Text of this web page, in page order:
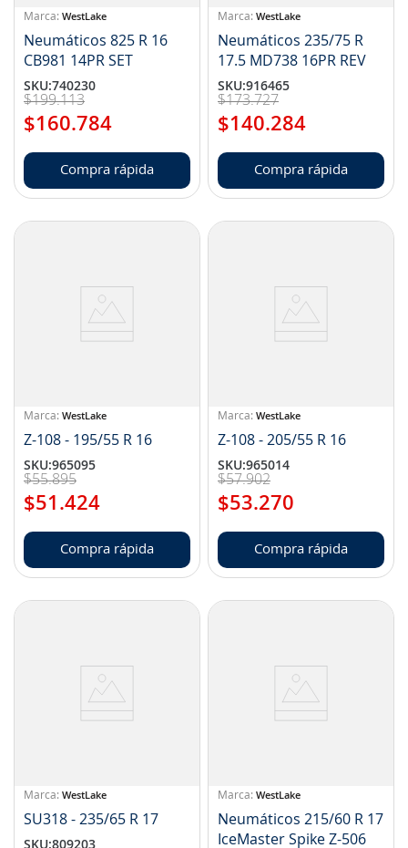
WestLake
Neumáticos 825 R 16
CB981 14PR SET
SKU:740230
$199.113
$160.784
Compra rápida
WestLake
Neumáticos 235/75 R
17.5 MD738 16PR REV
SKU:916465
$173.727
$140.284
Compra rápida
WestLake
Z-108 - 195/55 R 16
SKU:965095
$55.895
$51 .424
Compra rápida
WestLake
Z-108 - 205/55 R 16
SKU:965014
$57.902
$53.270
Compra rápida
WestLake
SU318 - 235/65 R 17
WestLake
Neumáticos 215/60 R 17
IceMaster Spike Z-506